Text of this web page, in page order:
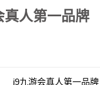
人第一品牌
j9九游会真人第一品牌